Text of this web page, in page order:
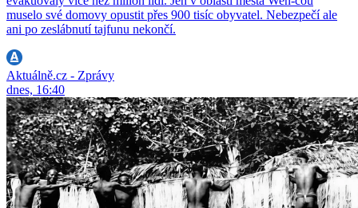
muselo své domovy opustit přes 900 tisíc obyvatel. Nebezpečí ale
ani po zeslábnutí tajfunu nekončí.
Aktuálně.cz - Zprávy
dnes, 16:40